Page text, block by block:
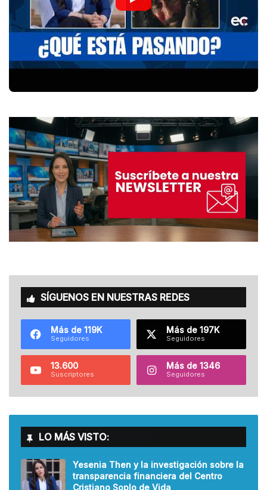
SÍGUENOS EN NUESTRAS REDES
Más de 119K
Seguidores
Más de 197K
Seguidores
13.600
Suscriptores
Más de 1346
Seguidores
LO MÁS VISTO:
Yesenia Then y la investigación sobre la
transparencia financiera del Centro
Cristiano Soplo de Vida